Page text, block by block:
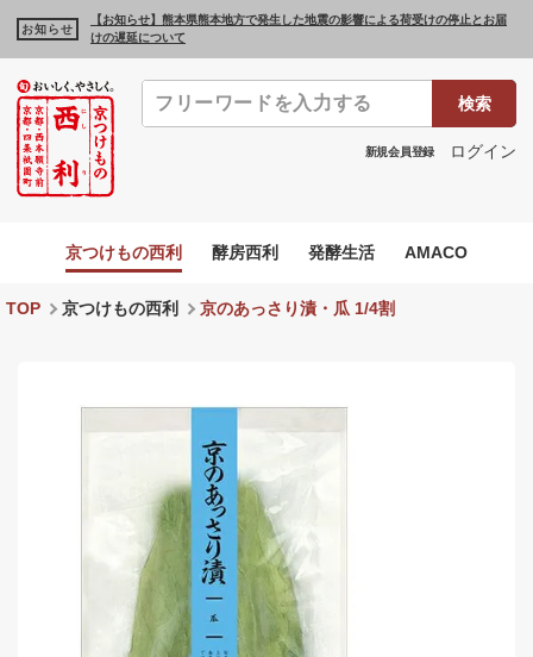
お知らせ
【お知らせ】熊本県熊本地方で発生した地震の影響による荷受けの停止とお届
けの遅延について
検索
新規会員登録 ログイン
京つけもの西利 酵房西利 発酵生活 AMACO
TOP 京つけもの西利 京のあっさり漬・瓜 1/4割